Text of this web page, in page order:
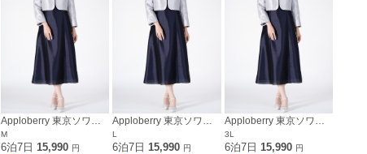
Apploberry 東京ソワール
M
6泊7日 15,990 円
Apploberry 東京ソワール
L
6泊7日 15,990 円
Apploberry 東京ソワール
3L
6泊7日 15,990 円